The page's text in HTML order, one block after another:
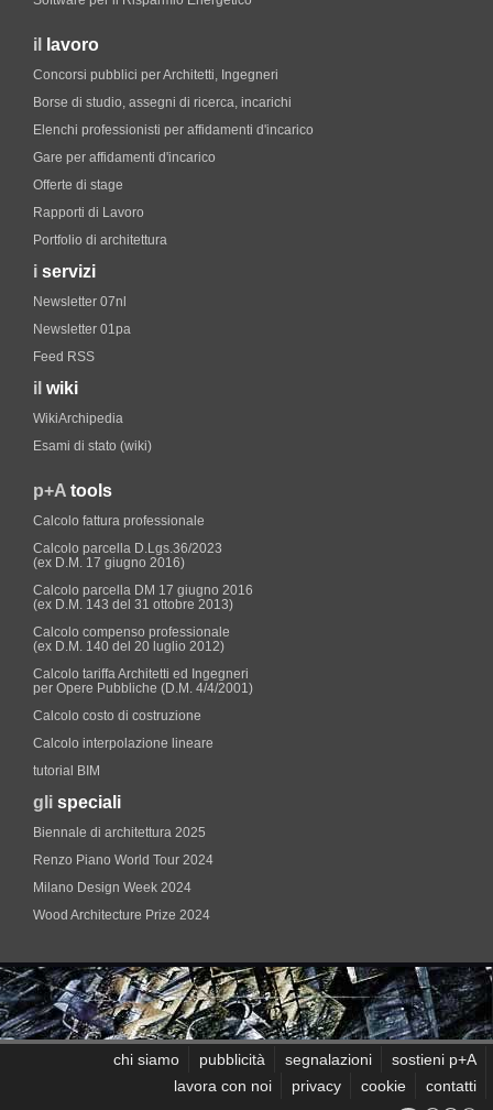
il lavoro
Concorsi pubblici per Architetti, Ingegneri
Borse di studio, assegni di ricerca, incarichi
Elenchi professionisti per affidamenti d'incarico
Gare per affidamenti d'incarico
Offerte di stage
Rapporti di Lavoro
Portfolio di architettura
i servizi
Newsletter 07nl
Newsletter 01pa
Feed RSS
il wiki
WikiArchipedia
Esami di stato (wiki)
p+A tools
Calcolo fattura professionale
Calcolo parcella D.Lgs.36/2023
(ex D.M. 17 giugno 2016)
Calcolo parcella DM 17 giugno 2016
(ex D.M. 143 del 31 ottobre 2013)
Calcolo compenso professionale
(ex D.M. 140 del 20 luglio 2012)
Calcolo tariffa Architetti ed Ingegneri
per Opere Pubbliche (D.M. 4/4/2001)
Calcolo costo di costruzione
Calcolo interpolazione lineare
tutorial BIM
gli speciali
Biennale di architettura 2025
Renzo Piano World Tour 2024
Milano Design Week 2024
Wood Architecture Prize 2024
chi siamo pubblicità segnalazioni
sostieni p+A
lavora con noi
privacy cookie contatti